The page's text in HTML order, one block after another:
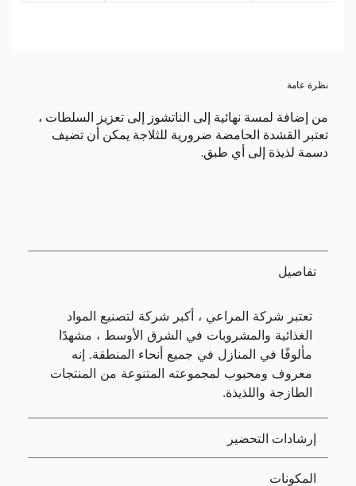
نظرة عامة
من إضافة لمسة نهائية إلى الناتشوز إلى تعزيز السلطات ،
تعتبر القشدة الحامضة ضرورية للثلاجة يمكن أن تضيف
دسمة لذيذة إلى أي طبق.
تفاصيل
تعتبر شركة المراعي ، أكبر شركة لتصنيع المواد
الغذائية والمشروبات في الشرق الأوسط ، مشهدًا
مألوفًا في المنازل في جميع أنحاء المنطقة. إنه
معروف ومحبوب لمجموعته المتنوعة من المنتجات
الطازجة واللذيذة.
إرشادات التحضير
المكونات